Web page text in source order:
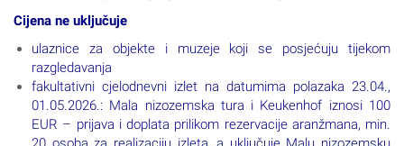
Cijena ne uključuje
ulaznice za objekte i muzeje koji se posjećuju tijekom
razgledavanja
fakultativni cjelodnevni izlet na datumima polazaka 23.04.,
01.05.2026.: Mala nizozemska tura i Keukenhof iznosi 100
EUR – prijava i doplata prilikom rezervacije aranžmana, min.
20 osoba za realizaciju izleta, a uključuje Malu nizozemsku